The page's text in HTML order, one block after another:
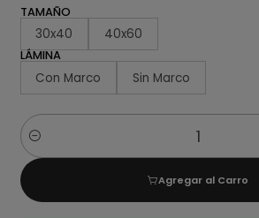
TAMAÑO
30x40 40x60
LÁMINA
Con Marco Sin Marco
Cantidad
Agregar al Carro